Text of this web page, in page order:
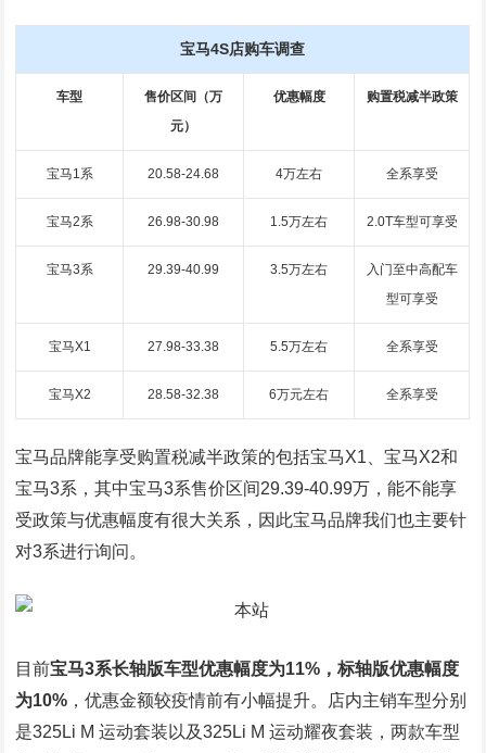
宝马4S店购车调查
车型
售价区间（万
元）
优惠幅度 购置税减半政策
宝马1系 20.58-24.68 4万左右 全系享受
宝马2系 26.98-30.98 1.5万左右 2.0T车型可享受
宝马3系 29.39-40.99 3.5万左右
入门至中高配车
型可享受
宝马X1 27.98-33.38 5.5万左右 全系享受
宝马X2 28.58-32.38 6万元左右 全系享受
宝马品牌能享受购置税减半政策的包括宝马X1、宝马X2和
宝马3系，其中宝马3系售价区间29.39-40.99万，能不能享
受政策与优惠幅度有很大关系，因此宝马品牌我们也主要针
对3系进行询问。
目前宝马3系长轴版车型优惠幅度为11%，标轴版优惠幅度
为10% ，优惠金额较疫情前有小幅提升。店内主销车型分别
是325Li M 运动套装以及325Li M 运动耀夜套装，两款车型